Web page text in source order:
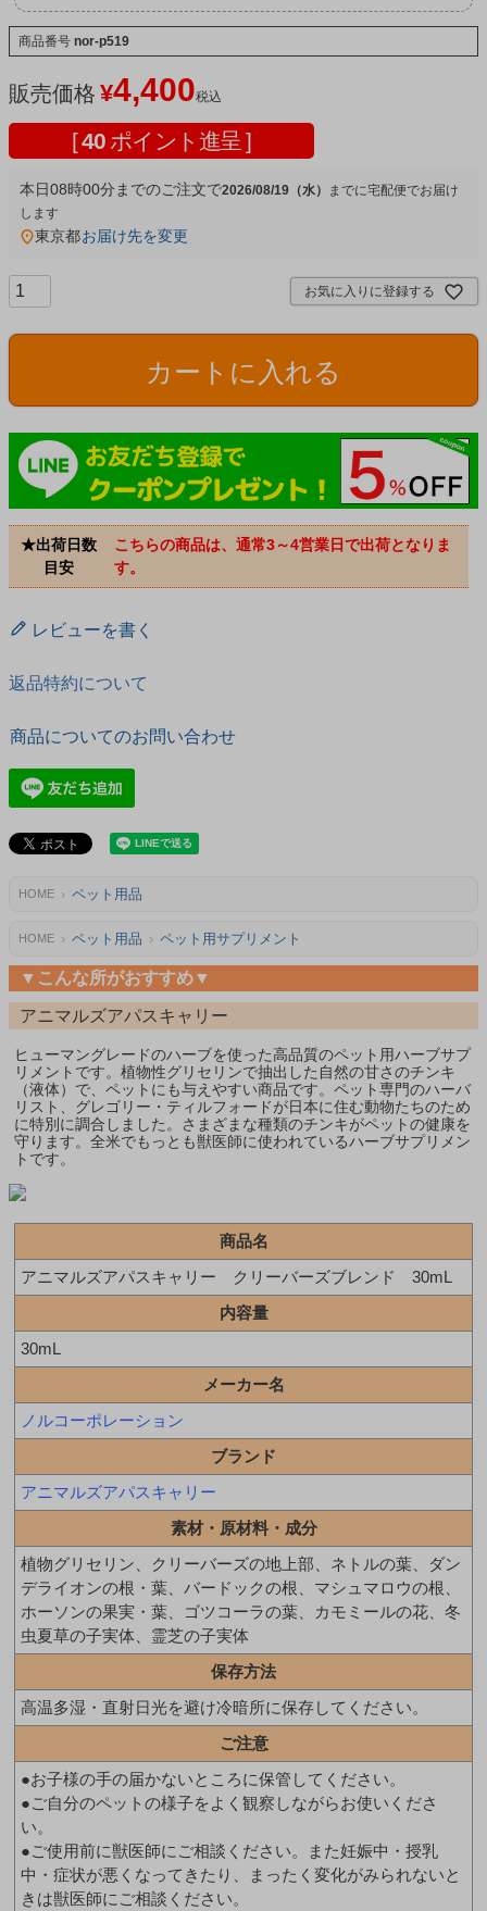
商品番号 nor-p519
販売価格 ¥4,400税込
[40 ポイント進呈 ]
本日08時00分 までのご注文で2026/08/19（水） 宅配便
東京都お届け先を変更
お気に入りに登録する
カートに入れる
★出荷日数
目安
こちらの商品は、通常3～4営業日で出荷となりま
す。
レビューを書く
返品特約について
商品についてのお問い合わせ
HOME ペット用品
HOME ペット用品 ペット用サプリメント
▼こんな所がおすすめ▼
アニマルズアパスキャリー
ヒューマングレードのハーブを使った高品質のペット用ハーブサプ
リメントです。植物性グリセリンで抽出した自然の甘さのチンキ
（液体）で、ペットにも与えやすい商品です。ペット専門のハーバ
リスト、グレゴリー・ティルフォードが日本に住む動物たちのため
に特別に調合しました。さまざまな種類のチンキがペットの健康を
守ります。全米でもっとも獣医師に使われているハーブサプリメン
トです。
商品名
アニマルズアパスキャリー クリーバーズブレンド 30mL
内容量
30mL
メーカー名
ノルコーポレーション
ブランド
アニマルズアパスキャリー
素材・原材料・成分
植物グリセリン、クリーバーズの地上部、ネトルの葉、ダン
デライオンの根・葉、バードックの根、マシュマロウの根、
ホーソンの果実・葉、ゴツコーラの葉、カモミールの花、冬
虫夏草の子実体、霊芝の子実体
保存方法
高温多湿・直射日光を避け冷暗所に保存してください。
ご注意
●お子様の手の届かないところに保管してください。
●ご自分のペットの様子をよく観察しながらお使いくださ
い。
●ご使用前に獣医師にご相談ください。また妊娠中・授乳
中・症状が悪くなってきたり、まったく変化がみられないと
きは獣医師にご相談ください。